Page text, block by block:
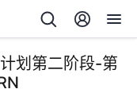
划第二阶段-第